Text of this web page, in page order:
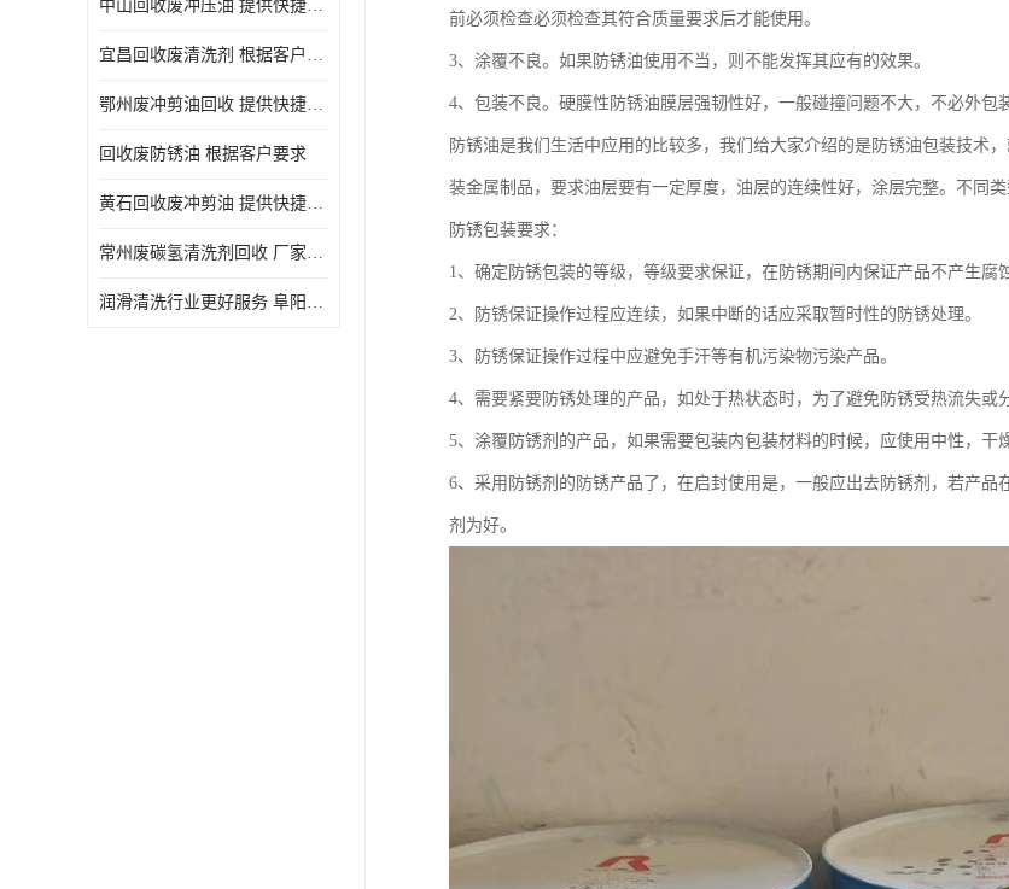
中山回收废冲压油 提供快捷上门处理
宜昌回收废清洗剂 根据客户要求
鄂州废冲剪油回收 提供快捷上门处理
回收废防锈油 根据客户要求
黄石回收废冲剪油 提供快捷上门处理
常州废碳氢清洗剂回收 厂家价格
润滑清洗行业更好服务 阜阳回收废防锈油
前必须检查必须检查其符合质量要求后才能使用。
3、涂覆不良。如果防锈油使用不当，则不能发挥其应有的效果。
4、包装不良。硬膜性防锈油膜层强韧性好，一般碰撞问题不大，不必外包
防锈油是我们生活中应用的比较多，我们给大家介绍的是防锈油包装技术
装金属制品，要求油层要有一定厚度，油层的连续性好，涂层完整。不同
防锈包装要求：
1、确定防锈包装的等级，等级要求保证，在防锈期间内保证产品不产生腐
2、防锈保证操作过程应连续，如果中断的话应采取暂时性的防锈处理。
3、防锈保证操作过程中应避免手汗等有机污染物污染产品。
4、需要紧要防锈处理的产品，如处于热状态时，为了避免防锈受热流失或
5、涂覆防锈剂的产品，如果需要包装内包装材料的时候，应使用中性，干
6、采用防锈剂的防锈产品了，在启封使用是，一般应出去防锈剂，若产
剂为好。